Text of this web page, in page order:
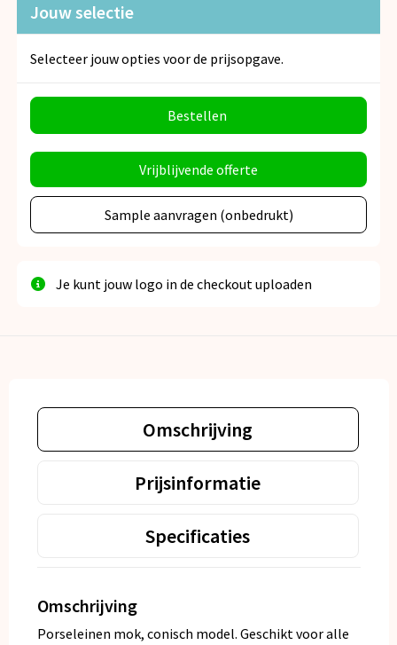
Jouw selectie
Selecteer jouw opties voor de prijsopgave.
Bestellen
Vrijblijvende offerte
Sample aanvragen (onbedrukt)
Je kunt jouw logo in de checkout uploaden
Omschrijving
Prijsinformatie
Specificaties
Omschrijving
Porseleinen mok, conisch model. Geschikt voor alle